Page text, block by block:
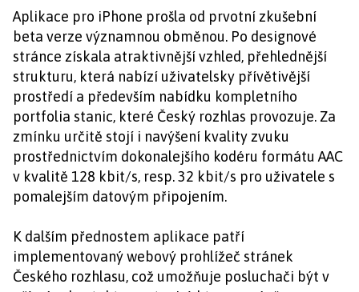
Aplikace pro iPhone prošla od prvotní zkušební
beta verze významnou obměnou. Po designové
stránce získala atraktivnější vzhled, přehlednější
strukturu, která nabízí uživatelsky přívětivější
prostředí a především nabídku kompletního
portfolia stanic, které Český rozhlas provozuje. Za
zmínku určitě stojí i navýšení kvality zvuku
prostřednictvím dokonalejšího kodéru formátu AAC
v kvalitě 128 kbit/s, resp. 32 kbit/s pro uživatele s
pomalejším datovým připojením.
K dalším přednostem aplikace patří
implementovaný webový prohlížeč stránek
Českého rozhlasu, což umožňuje posluchači být v